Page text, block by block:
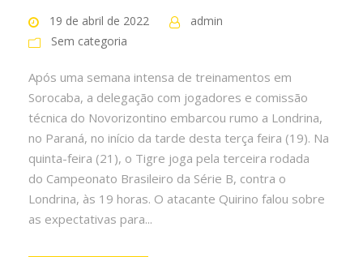
19 de abril de 2022
admin
Sem categoria
Após uma semana intensa de treinamentos em
Sorocaba, a delegação com jogadores e comissão
técnica do Novorizontino embarcou rumo a Londrina,
no Paraná, no início da tarde desta terça feira (19). Na
quinta-feira (21), o Tigre joga pela terceira rodada
do Campeonato Brasileiro da Série B, contra o
Londrina, às 19 horas. O atacante Quirino falou sobre
as expectativas para...